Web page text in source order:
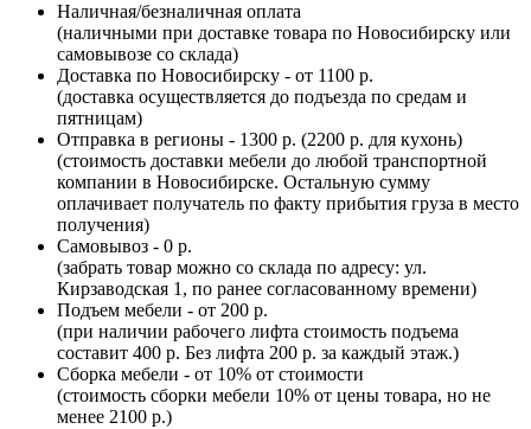
Наличная/безналичная оплата
(наличными при доставке товара по Новосибирску или
самовывозе со склада)
Доставка по Новосибирску - от 1100 р.
(доставка осуществляется до подъезда по средам и
пятницам)
Отправка в регионы - 1300 р. (2200 р. для кухонь)
(стоимость доставки мебели до любой транспортной
компании в Новосибирске. Остальную сумму
оплачивает получатель по факту прибытия груза в место
получения)
Самовывоз - 0 р.
(забрать товар можно со склада по адресу: ул.
Кирзаводская 1, по ранее согласованному времени)
Подъем мебели - от 200 р.
(при наличии рабочего лифта стоимость подъема
составит 400 р. Без лифта 200 р. за каждый этаж.)
Сборка мебели - от 10% от стоимости
(стоимость сборки мебели 10% от цены товара, но не
менее 2100 р.)